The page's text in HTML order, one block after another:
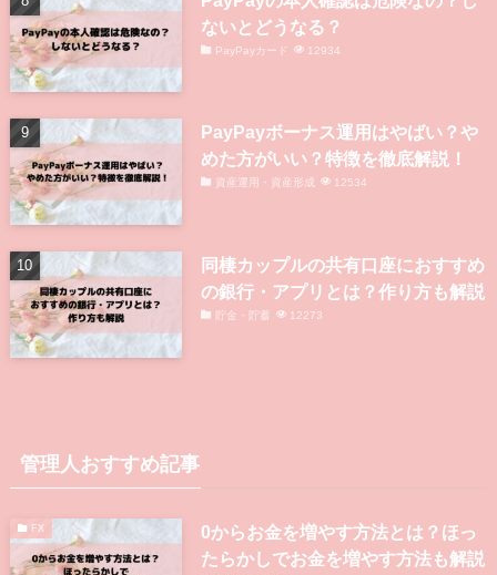
ないとどうなる？
PayPayカード 12934
PayPayボーナス運用はやばい？や
めた方がいい？特徴を徹底解説！
資産運用・資産形成 12534
同棲カップルの共有口座におすすめ
の銀行・アプリとは？作り方も解説
貯金・貯蓄 12273
管理人おすすめ記事
FX
0からお金を増やす方法とは？ほっ
たらかしでお金を増やす方法も解説